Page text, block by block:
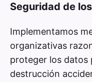
Seguridad de
Implementamos
organizativas
proteger los datos
destrucción